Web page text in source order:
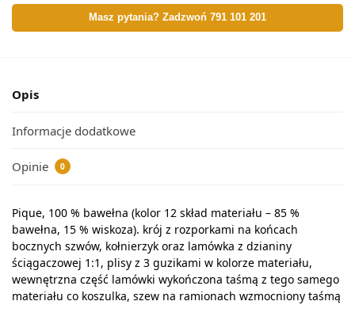
Masz pytania? Zadzwoń 791 101 201
Opis
Informacje dodatkowe
Opinie 0
Pique, 100 % bawełna (kolor 12 skład materiału – 85 %
bawełna, 15 % wiskoza). krój z rozporkami na końcach
bocznych szwów, kołnierzyk oraz lamówka z dzianiny
ściągaczowej 1:1, plisy z 3 guzikami w kolorze materiału,
wewnętrzna część lamówki wykończona taśmą z tego samego
materiału co koszulka, szew na ramionach wzmocniony taśmą